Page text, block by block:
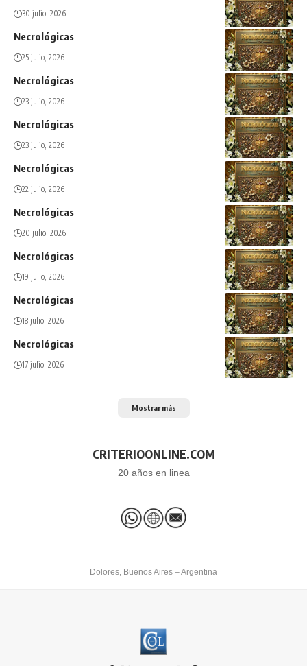
30 julio, 2026
Necrológicas
25 julio, 2026
Necrológicas
23 julio, 2026
Necrológicas
23 julio, 2026
Necrológicas
22 julio, 2026
Necrológicas
20 julio, 2026
Necrológicas
19 julio, 2026
Necrológicas
18 julio, 2026
Necrológicas
17 julio, 2026
Mostrar más
CRITERIOONLINE.COM
20 años en linea
Dolores, Buenos Aires – Argentina